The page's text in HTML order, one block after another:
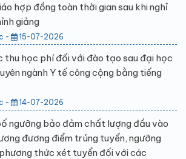
hợp đồng toàn thời gian sau khi nghỉ
giảng
- 15-07-2026
thu học phí đối với đào tạo sau đại học
ngành Y tế công cộng bằng tiếng
- 14-07-2026
ngưỡng bảo đảm chất lượng đầu vào
đương điểm trúng tuyển, ngưỡng
thức xét tuyển đối với các